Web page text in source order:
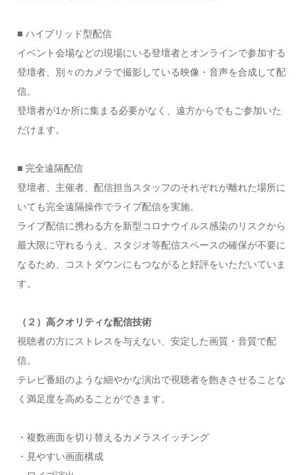
■ ハイブリッド型配信
イベント会場などの現場にいる登壇者とオンラインで参加する
登壇者、別々のカメラで撮影している映像・音声を合成して配
信。
登壇者が1か所に集まる必要がなく、遠方からでもご参加いた
だけます。
■ 完全遠隔配信
登壇者、主催者、配信担当スタッフのそれぞれが離れた場所に
いても完全遠隔操作でライブ配信を実施。
ライブ配信に携わる方を新型コロナウイルス感染のリスクから
最大限に守れるうえ、スタジオ等配信スペースの確保が不要に
なるため、コストダウンにもつながると好評をいただいていま
す。
（２）高クオリティな配信技術
視聴者の方にストレスを与えない、安定した画質・音質で配
信。
テレビ番組のような細やかな演出で視聴者を飽きさせることな
く満足度を高めることができます。
・複数画面を切り替えるカメラスイッチング
・見やすい画面構成